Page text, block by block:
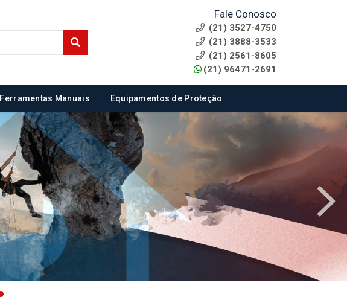
Fale Conosco
(21) 3527-4750
(21) 3888-3533
(21) 2561-8605
(21) 96471-2691
Ferramentas Manuais Equipamentos de Proteção